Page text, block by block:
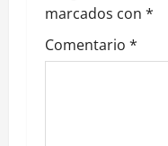
e
e
marcados con *
Comentario *